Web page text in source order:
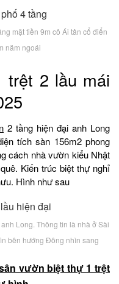
mặt tiền 9m cô Ái tân cổ điển
năm ngoái
trệt 2 lầu mái
2 tầng hiện đại anh Long
tích sàn 156m2 phong
cách nhà vườn kiểu Nhật
Kiến trúc biệt thự nghỉ
Hình như sau
Long. Thông tin là nhà ở Sài
bên hướng Đông nhìn sang
vườn biệt thự 1 trệt